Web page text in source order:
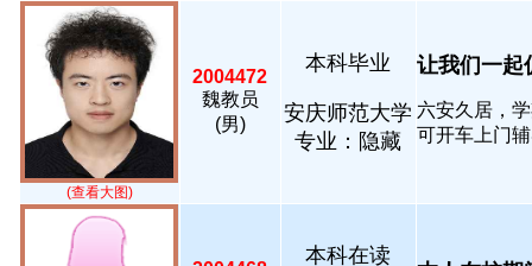
(查看大图)
2004472
魏教员
(男)
本科毕业
安庆师范大学
专业：隐藏
让我们一起
六安久居，
可开车上门
本科在读